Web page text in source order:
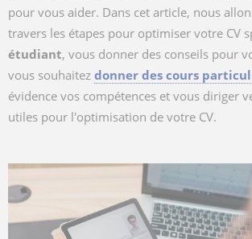
pour vous aider. Dans cet article, nous
travers les étapes pour optimiser votre CV
étudiant, vous donner des conseils pour
vous souhaitez donner des cours
évidence vos compétences et vous diriger
utiles pour l'optimisation de votre CV.